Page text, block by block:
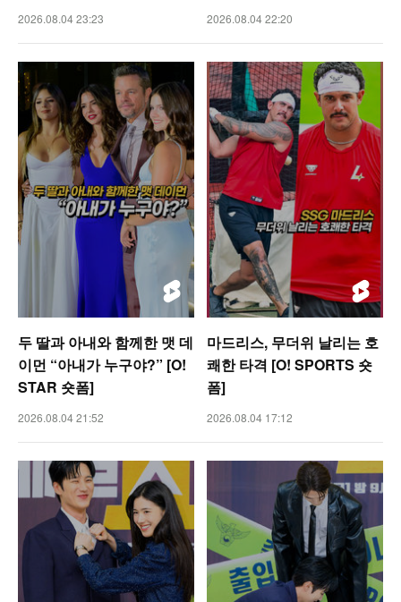
2026.08.04 23:23 2026.08.04 22:20
두 딸과 아내와 함께한 맷 데
이먼 “아내가 누구야?” [O!
STAR 숏폼]
2026.08.04 21:52
마드리스, 무더위 날리는 호
쾌한 타격 [O! SPORTS 숏
폼]
2026.08.04 17:12